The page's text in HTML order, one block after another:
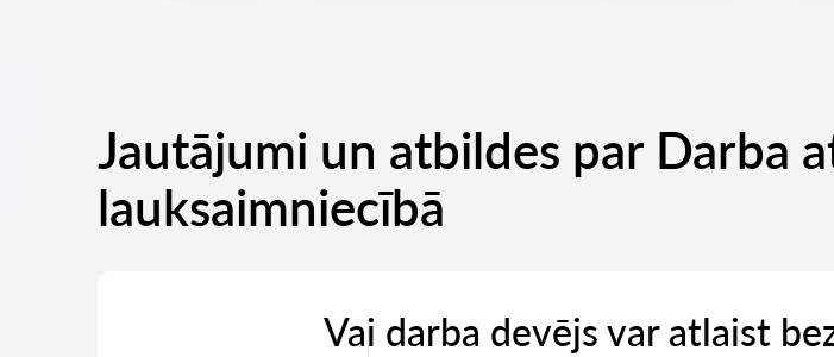
Jautājumi un atbildes par Darba
lauksaimniecībā
Vai darba devējs var atlaist